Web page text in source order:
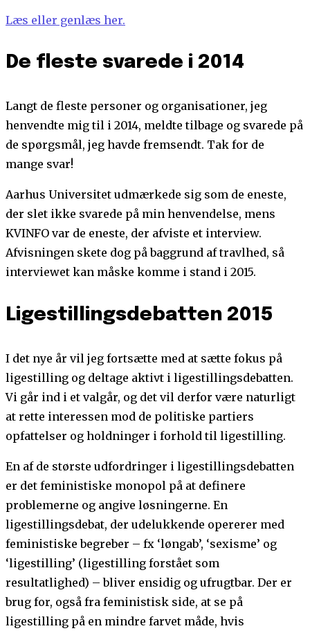
Læs eller genlæs her.
De fleste svarede i 2014
Langt de fleste personer og organisationer, jeg
henvendte mig til i 2014, meldte tilbage og svarede på
de spørgsmål, jeg havde fremsendt. Tak for de
mange svar!
Aarhus Universitet udmærkede sig som de eneste,
der slet ikke svarede på min henvendelse, mens
KVINFO var de eneste, der afviste et interview.
Afvisningen skete dog på baggrund af travlhed, så
interviewet kan måske komme i stand i 2015.
Ligestillingsdebatten 2015
I det nye år vil jeg fortsætte med at sætte fokus på
ligestilling og deltage aktivt i ligestillingsdebatten.
Vi går ind i et valgår, og det vil derfor være naturligt
at rette interessen mod de politiske partiers
opfattelser og holdninger i forhold til ligestilling.
En af de største udfordringer i ligestillingsdebatten
er det feministiske monopol på at definere
problemerne og angive løsningerne. En
ligestillingsdebat, der udelukkende opererer med
feministiske begreber – fx ‘løngab’, ‘sexisme’ og
‘ligestilling’ (ligestilling forstået som
resultatlighed) – bliver ensidig og ufrugtbar. Der er
brug for, også fra feministisk side, at se på
ligestilling på en mindre farvet måde, hvis